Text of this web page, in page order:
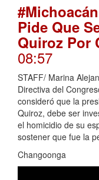
Pide Que
Quiroz Por
08:57
STAFF/ Marina
Directiva del
consideró que la
Quiroz, debe ser
el homicidio de su
sostener que fue la
Changoonga